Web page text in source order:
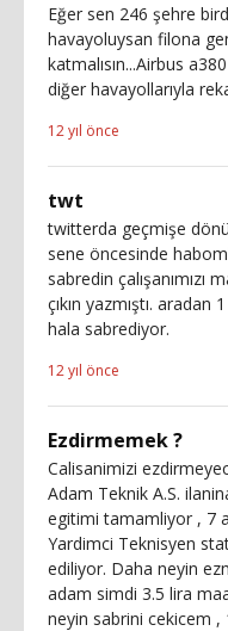
Eğer sen 246 şehre
havayoluysan filona
katmalısın...Airbus
diğer havayollarıyla
12 yıl önce
twt
twitterda geçmişe
sene öncesinde
sabredin çalışanımızı
çıkın yazmıştı.
hala sabrediyor.
12 yıl önce
Ezdirmemek ?
Calisanimizi
Adam Teknik A.S.
egitimi tamamliyor , 7
Yardimci Teknisyen
ediliyor. Daha neyin
adam simdi 3.5 lira
neyin sabrini cekicem